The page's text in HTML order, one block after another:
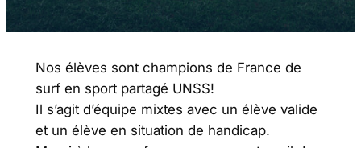
Nos élèves sont champions de France de
surf en sport partagé UNSS!
Il s’agit d’équipe mixtes avec un élève valide
et un élève en situation de handicap.